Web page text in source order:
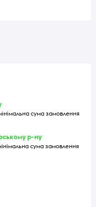
сума замовлення
р-ну
сума замовлення